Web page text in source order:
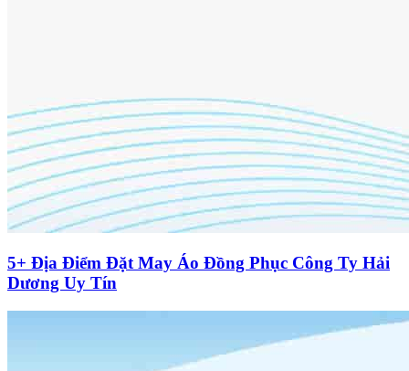
5+ Địa Điểm Đặt May Áo Đồng Phục Công Ty Hải
Dương Uy Tín